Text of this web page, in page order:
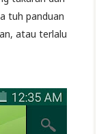
tuh panduan
atau terlalu